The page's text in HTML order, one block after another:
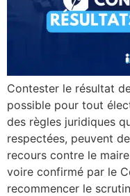
Contester le résultat
possible pour tout
des règles juridiques
respectées, peuvent
recours contre le
voire confirmé par le
recommencer le